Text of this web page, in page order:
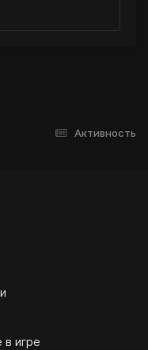
Активность
игре